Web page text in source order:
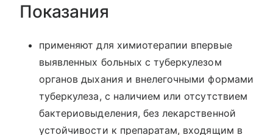
Показания
применяют для химиотерапии впервые
выявленных больных с туберкулезом
органов дыхания и внелегочными формами
туберкулеза, с наличием или отсутствием
бактериовыделения, без лекарственной
устойчивости к препаратам, входящим в